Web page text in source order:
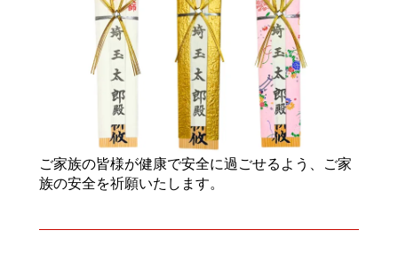
ご家族の皆様が健康で安全に過ごせるよう、ご家
族の安全を祈願いたします。